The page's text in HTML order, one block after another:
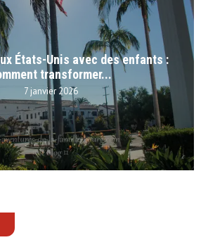
États-Unis avec des enfants :
transformer...
7 janvier 2026